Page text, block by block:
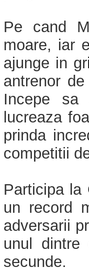
Pe cand
moare, iar
ajunge in
antrenor
Incepe sa
lucreaza
prinda
competitii
Participa la
un record
adversarii
unul
secunde.